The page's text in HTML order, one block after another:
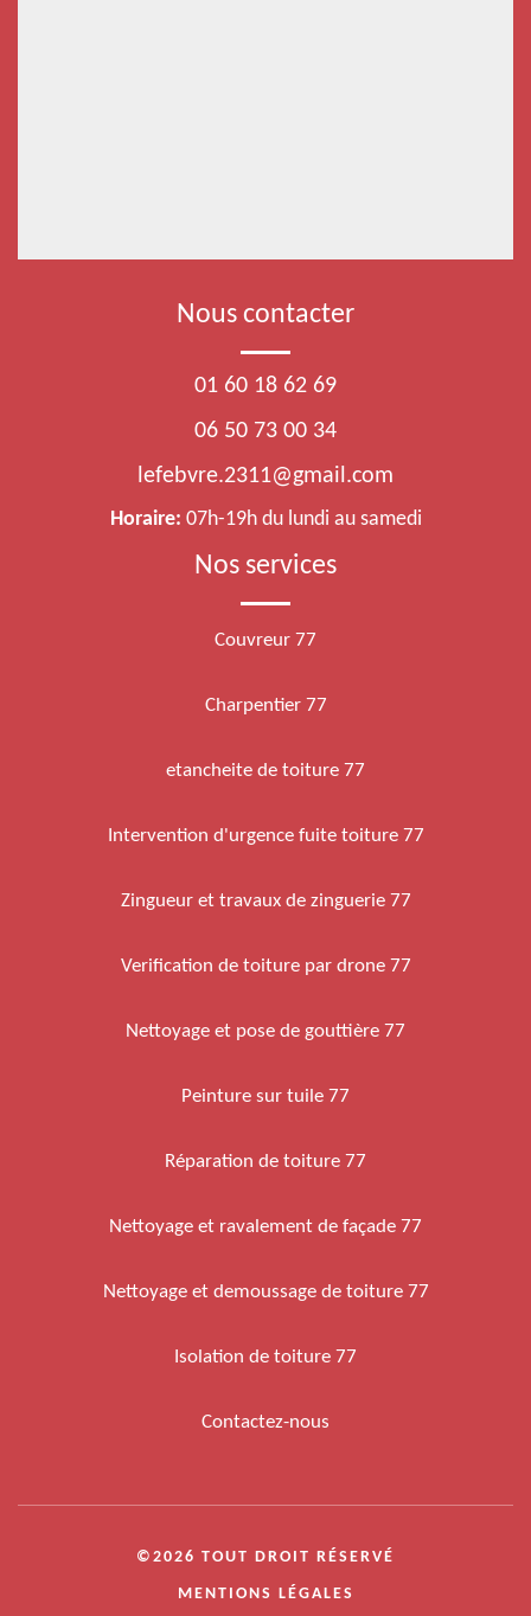
Nous contacter
01 60 18 62 69
06 50 73 00 34
lefebvre.2311@gmail.com
Horaire: 07h-19h du lundi au samedi
Nos services
Couvreur 77
Charpentier 77
etancheite de toiture 77
Intervention d'urgence fuite toiture 77
Zingueur et travaux de zinguerie 77
Verification de toiture par drone 77
Nettoyage et pose de gouttière 77
Peinture sur tuile 77
Réparation de toiture 77
Nettoyage et ravalement de façade 77
Nettoyage et demoussage de toiture 77
Isolation de toiture 77
Contactez-nous
©2026 TOUT DROIT RÉSERVÉ
MENTIONS LÉGALES